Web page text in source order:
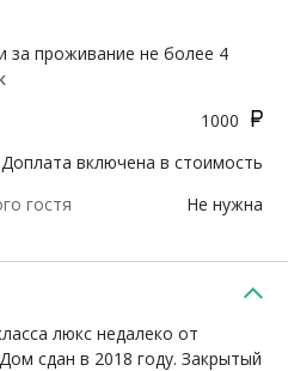
за проживание не более 4
1000
Доплата включена в стоимость
гостя
Не нужна
люкс недалеко от
сдан в 2018 году. Закрытый